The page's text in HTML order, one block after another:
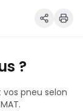
?
pneu selon